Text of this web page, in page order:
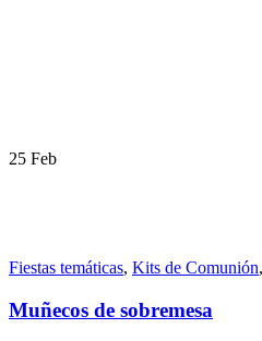
25 Feb
Fiestas temáticas, Kits de Comunión,
Muñecos de sobremesa